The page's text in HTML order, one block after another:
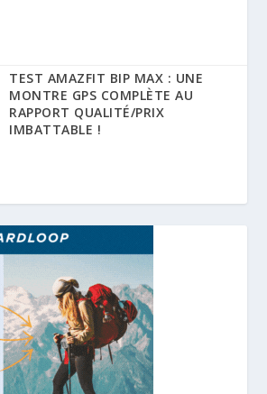
TEST AMAZFIT BIP MAX : UNE
MONTRE GPS COMPLÈTE AU
RAPPORT QUALITÉ/PRIX
IMBATTABLE !